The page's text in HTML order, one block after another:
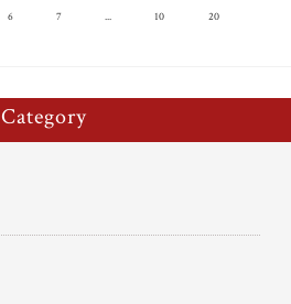
6 7 ... 10 20
Category